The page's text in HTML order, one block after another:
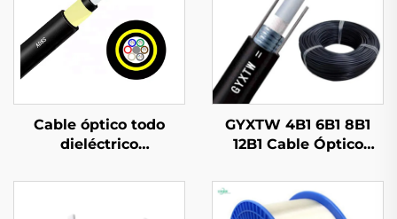
Cable óptico todo
dieléctrico
GYXTW 4B1 6B1 8B1
12B1 Cable Óptico